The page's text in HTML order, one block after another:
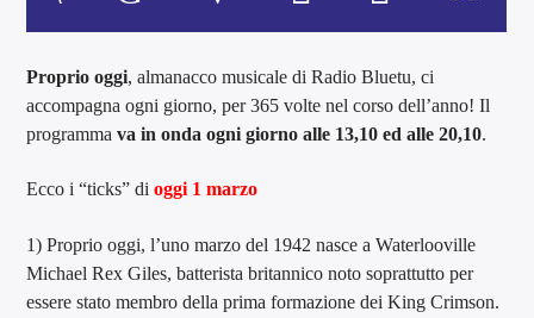
Proprio oggi, almanacco musicale di Radio Bluetu, ci
accompagna ogni giorno, per 365 volte nel corso dell’anno! Il
programma va in onda ogni giorno alle 13,10 ed alle 20,10.
Ecco i “ticks” dioggi 1 marzo
1) Proprio oggi, l’uno marzo del 1942 nasce a Waterlooville
Michael Rex Giles, batterista britannico noto soprattutto per
essere stato membro della prima formazione dei King Crimson.